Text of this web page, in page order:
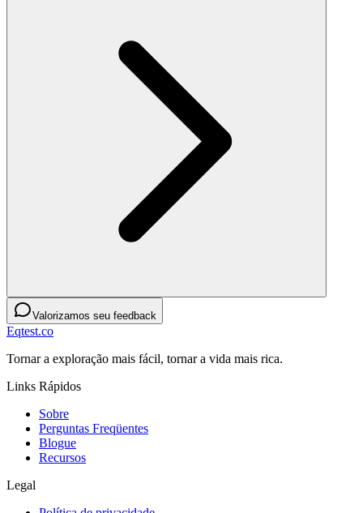
Valorizamos seu feedback
Eqtest.co
Tornar a exploração mais fácil, tornar a vida mais rica.
Links Rápidos
Sobre
Perguntas Freqüentes
Blogue
Recursos
Legal